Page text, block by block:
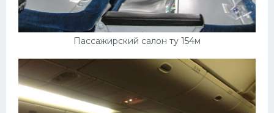
Пассажирский салон ту 154м